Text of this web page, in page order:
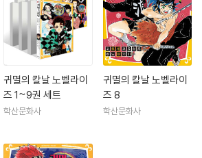
귀멸의 칼날 노벨라이
즈 1~9권 세트
학산문화사
귀멸의 칼날 노벨라이
즈 8
학산문화사